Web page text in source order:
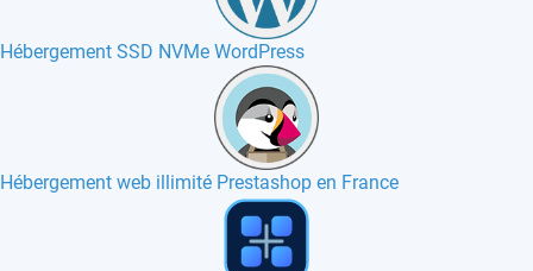
Hébergement SSD NVMe WordPress
Hébergement web illimité Prestashop en France